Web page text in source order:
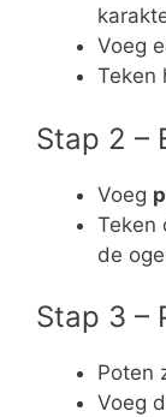
Voeg
Teken
Stap 2 –
Voeg
Teken
de
Stap 3 –
Poten
Voeg